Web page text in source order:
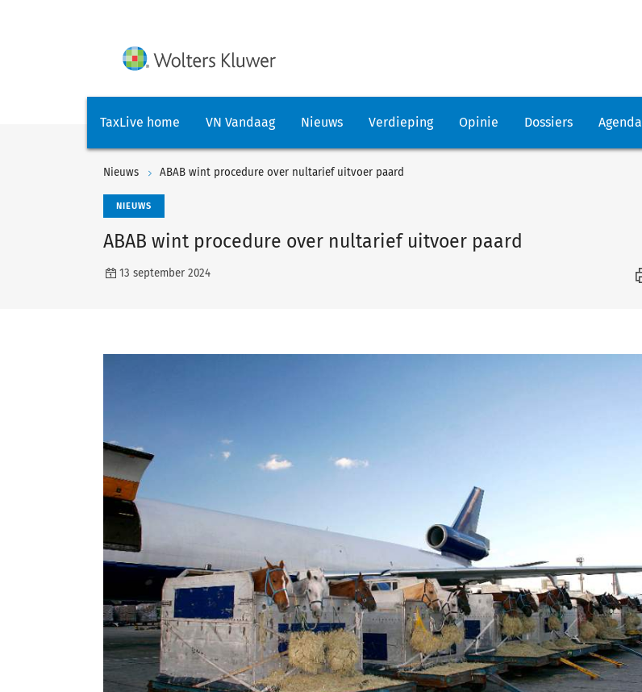
TaxLive home VN Vandaag Nieuws Verdieping Opinie Dossiers Agenda
Nieuws ABAB wint procedure over nultarief uitvoer paard
NIEUWS
ABAB wint procedure over nultarief uitvoer paard
13 september 2024